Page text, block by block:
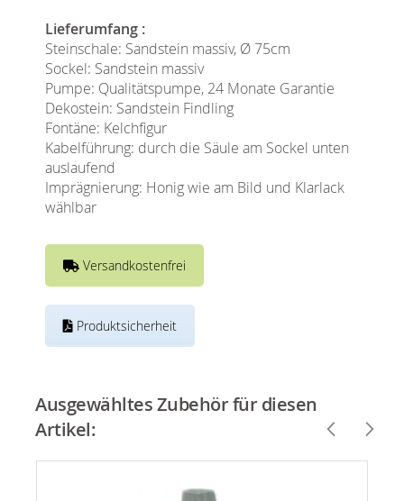
Lieferumfang :
Steinschale: Sandstein massiv, Ø 75cm
Sockel: Sandstein massiv
Pumpe: Qualitätspumpe, 24 Monate Garantie
Dekostein: Sandstein Findling
Fontäne: Kelchfigur
Kabelführung: durch die Säule am Sockel unten
auslaufend
Imprägnierung: Honig wie am Bild und Klarlack
wählbar
Versandkostenfrei
Produktsicherheit
Ausgewähltes Zubehör für diesen
Artikel: